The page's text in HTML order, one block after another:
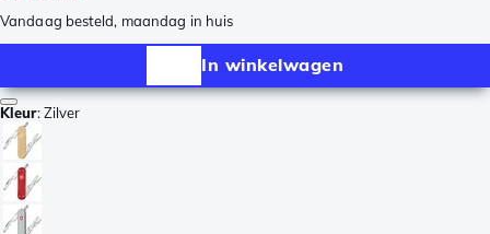
Vandaag besteld, maandag in huis
In winkelwagen
Kleur:Zilver